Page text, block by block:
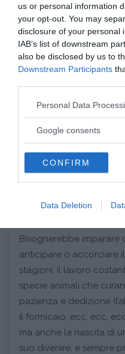
us or personal information
your opt-out. You may
disclosure of your personal
IAB’s list of downstream
also be disclosed by us to
Downstream Participants
Please note that this
not limited to your visit or
use your data for below
consent section.
Personal Data
Google consents
CONFIRM
Data Deletion
un senso e le
si riducono.
La pianificazione
comprendere se le
e la costante incapacità
e assaporare le cose.
del presente e dei
percependoli
Bisognerebbe imparare
anticipare o accorciare
stagioni, il lavoro
specie animali che
pazienza e dedizione
il formicaio, ecc, ecc,
ma anche la nascita di
suo divenire, e sempre